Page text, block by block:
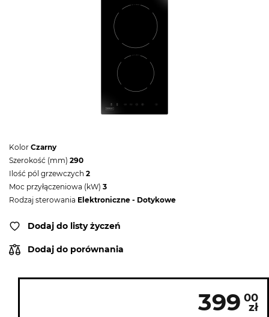
Kolor Czarny
Szerokość (mm) 290
Ilość pól grzewczych 2
Moc przyłączeniowa (kW) 3
Rodzaj sterowania Elektroniczne - Dotykowe
Dodaj do listy życzeń
Dodaj do porównania
399 00
zł